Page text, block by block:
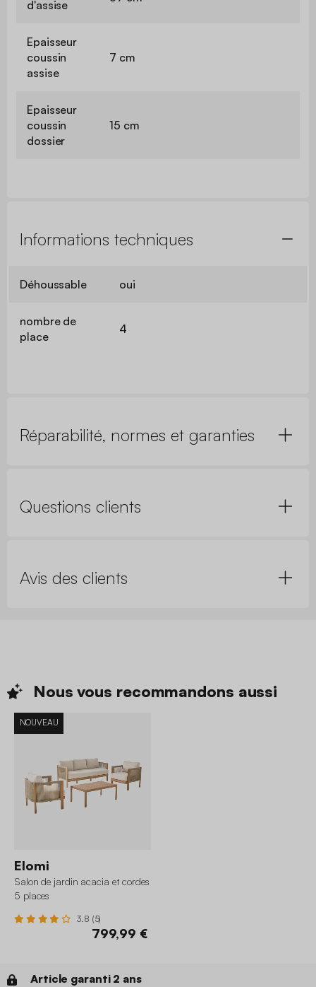
d'assise
Epaisseur
coussin
assise
7 cm
Epaisseur
coussin
dossier
15 cm
Informations techniques
Déhoussable oui
nombre de
place
4
Réparabilité, normes et garanties
Questions clients
Avis des clients
Nous vous recommandons aussi
NOUVEAU
Elomi
Salon de jardin acacia et cordes
5 places
3.8 (5)
799,99 €
Article garanti 2 ans